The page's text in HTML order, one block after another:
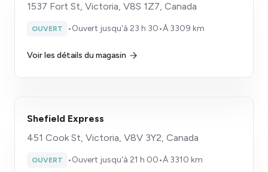
1537 Fort St, Victoria, V8S 1Z7, Canada
OUVERT •Ouvert jusqu'à 23 h 30•À 3309 km
Voir les détails du magasin
Shefield Express
451 Cook St, Victoria, V8V 3Y2, Canada
OUVERT •Ouvert jusqu'à 21 h 00•À 3310 km